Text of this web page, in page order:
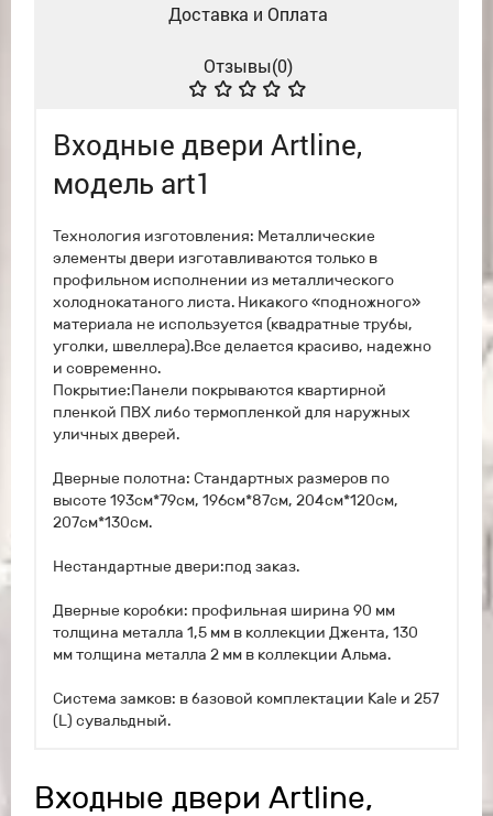
Доставка и Оплата
Отзывы(0)
Входные двери Artline,
модель art1
Технология изготовления: Металлические
элементы двери изготавливаются только в
профильном исполнении из металлического
холоднокатаного листа. Никакого «подножного»
материала не используется (квадратные трубы,
уголки, швеллера).Все делается красиво, надежно
и современно.
Покрытие:Панели покрываются квартирной
пленкой ПВХ либо термопленкой для наружных
уличных дверей.
Дверные полотна: Стандартных размеров по
высоте 193см*79см, 196см*87см, 204см*120см,
207см*130см.
Нестандартные двери:под заказ.
Дверные коробки: профильная ширина 90 мм
толщина металла 1,5 мм в коллекции Джента, 130
мм толщина металла 2 мм в коллекции Альма.
Система замков: в базовой комплектации Kale и 257
(L) сувальдный.
Входные двери Artline,